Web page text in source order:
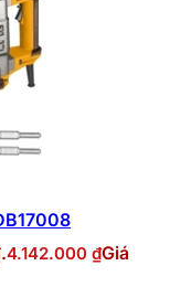
4.142.000 ₫Giá